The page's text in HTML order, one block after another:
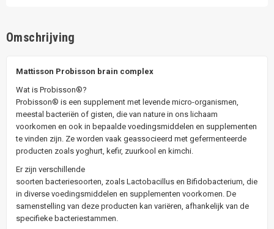
Omschrijving
Mattisson Probisson brain complex
Wat is Probisson®?
Probisson® is een supplement met levende micro-organismen,
meestal bacteriën of gisten, die van nature in ons lichaam
voorkomen en ook in bepaalde voedingsmiddelen en supplementen
te vinden zijn. Ze worden vaak geassocieerd met gefermenteerde
producten zoals yoghurt, kefir, zuurkool en kimchi.
Er zijn verschillende
soorten bacteriesoorten, zoals Lactobacillus en Bifidobacterium, die
in diverse voedingsmiddelen en supplementen voorkomen. De
samenstelling van deze producten kan variëren, afhankelijk van de
specifieke bacteriestammen.